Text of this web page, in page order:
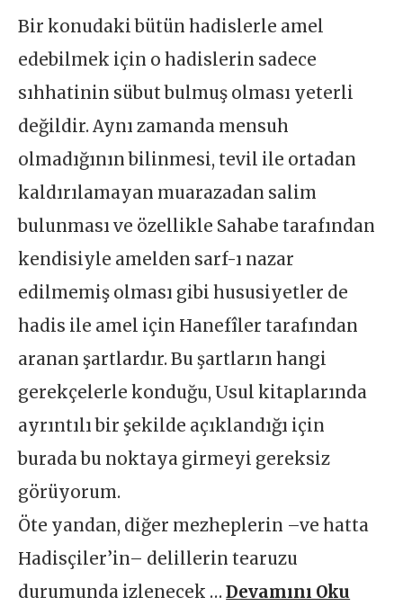
Bir konudaki bütün hadislerle amel
edebilmek için o hadislerin sadece
sıhhatinin sübut bulmuş olması yeterli
değildir. Aynı zamanda mensuh
olmadığının bilinmesi, tevil ile ortadan
kaldırılamayan muarazadan salim
bulunması ve özellikle Sahabe tarafından
kendisiyle amelden sarf-ı nazar
edilmemiş olması gibi hususiyetler de
hadis ile amel için Hanefîler tarafından
aranan şartlardır. Bu şartların hangi
gerekçelerle konduğu, Usul kitaplarında
ayrıntılı bir şekilde açıklandığı için
burada bu noktaya girmeyi gereksiz
görüyorum.
Öte yandan, diğer mezheplerin –ve hatta
Hadisçiler’in– delillerin tearuzu
durumunda izlenecek …Devamını Oku